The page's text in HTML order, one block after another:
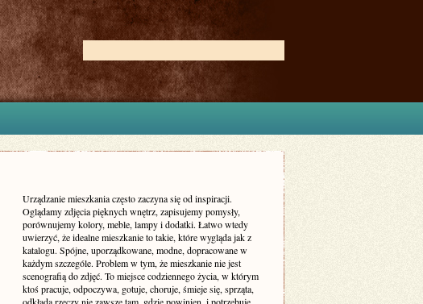
Urządzanie mieszkania często zaczyna się od inspiracji.
Oglądamy zdjęcia pięknych wnętrz, zapisujemy pomysły,
porównujemy kolory, meble, lampy i dodatki. Łatwo wtedy
uwierzyć, że idealne mieszkanie to takie, które wygląda jak z
katalogu. Spójne, uporządkowane, modne, dopracowane w
każdym szczególe. Problem w tym, że mieszkanie nie jest
scenografią do zdjęć. To miejsce codziennego życia, w którym
ktoś pracuje, odpoczywa, gotuje, choruje, śmieje się, sprząta,